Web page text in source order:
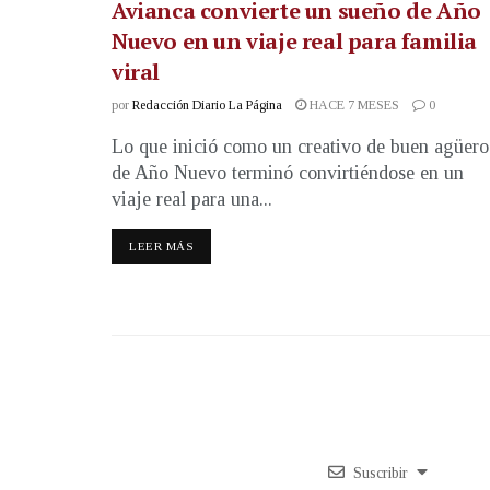
Avianca convierte un sueño de Año
Nuevo en un viaje real para familia
viral
por Redacción Diario La Página HACE 7 MESES 0
Lo que inició como un creativo de buen agüero
de Año Nuevo terminó convirtiéndose en un
viaje real para una...
LEER MÁS
Suscribir